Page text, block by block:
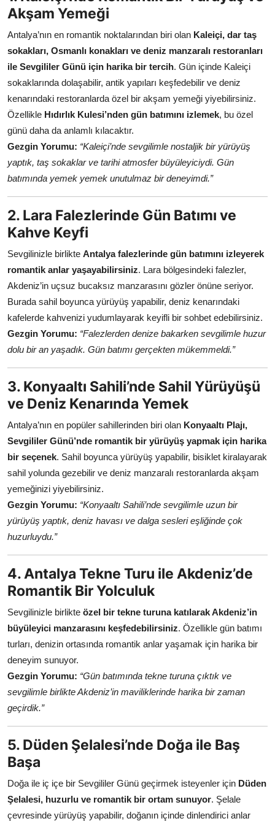
Akşam Yemeği
Antalya’nın en romantik noktalarından biri olan Kaleiçi, dar taş
sokakları, Osmanlı konakları ve deniz manzaralı restoranları
ile Sevgililer Günü için harika bir tercih. Gün içinde Kaleiçi
sokaklarında dolaşabilir, antik yapıları keşfedebilir ve deniz
kenarındaki restoranlarda özel bir akşam yemeği yiyebilirsiniz.
Özellikle Hıdırlık Kulesi’nden gün batımını izlemek, bu özel
günü daha da anlamlı kılacaktır.
Gezgin Yorumu: “Kaleiçi’nde sevgilimle nostaljik bir yürüyüş
yaptık, taş sokaklar ve tarihi atmosfer büyüleyiciydi. Gün
batımında yemek yemek unutulmaz bir deneyimdi.”
2. Lara Falezlerinde Gün Batımı ve
Kahve Keyfi
Sevgilinizle birlikte Antalya falezlerinde gün batımını izleyerek
romantik anlar yaşayabilirsiniz. Lara bölgesindeki falezler,
Akdeniz’in uçsuz bucaksız manzarasını gözler önüne seriyor.
Burada sahil boyunca yürüyüş yapabilir, deniz kenarındaki
kafelerde kahvenizi yudumlayarak keyifli bir sohbet edebilirsiniz.
Gezgin Yorumu: “Falezlerden denize bakarken sevgilimle huzur
dolu bir an yaşadık. Gün batımı gerçekten mükemmeldi.”
3. Konyaaltı Sahili’nde Sahil Yürüyüşü
ve Deniz Kenarında Yemek
Antalya’nın en popüler sahillerinden biri olan Konyaaltı Plajı,
Sevgililer Günü’nde romantik bir yürüyüş yapmak için harika
bir seçenek. Sahil boyunca yürüyüş yapabilir, bisiklet kiralayarak
sahil yolunda gezebilir ve deniz manzaralı restoranlarda akşam
yemeğinizi yiyebilirsiniz.
Gezgin Yorumu: “Konyaaltı Sahili’nde sevgilimle uzun bir
yürüyüş yaptık, deniz havası ve dalga sesleri eşliğinde çok
huzurluydu.”
4. Antalya Tekne Turu ile Akdeniz’de
Romantik Bir Yolculuk
Sevgilinizle birlikte özel bir tekne turuna katılarak Akdeniz’in
büyüleyici manzarasını keşfedebilirsiniz. Özellikle gün batımı
turları, denizin ortasında romantik anlar yaşamak için harika bir
deneyim sunuyor.
Gezgin Yorumu: “Gün batımında tekne turuna çıktık ve
sevgilimle birlikte Akdeniz’in maviliklerinde harika bir zaman
geçirdik.”
5. Düden Şelalesi’nde Doğa ile Baş
Başa
Doğa ile iç içe bir Sevgililer Günü geçirmek isteyenler için Düden
Şelalesi, huzurlu ve romantik bir ortam sunuyor. Şelale
çevresinde yürüyüş yapabilir, doğanın içinde dinlendirici anlar